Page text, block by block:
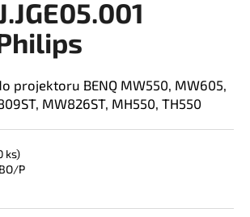
projektoru BENQ MW550, MW605,
MW826ST, MH550, TH550
ks)
P